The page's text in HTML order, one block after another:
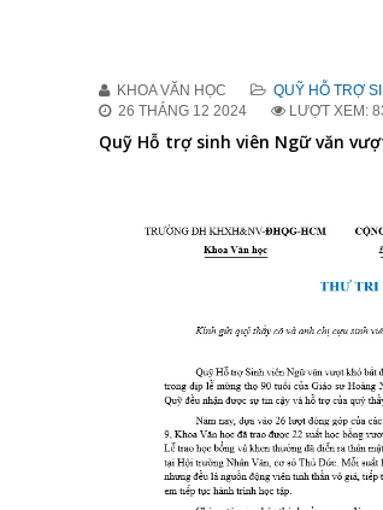
KHOA VĂN HỌC
QUỸ HỖ TRỢ
26 THÁNG 12 2024
LƯỢT XEM:
Quỹ Hỗ trợ sinh viên Ngữ văn